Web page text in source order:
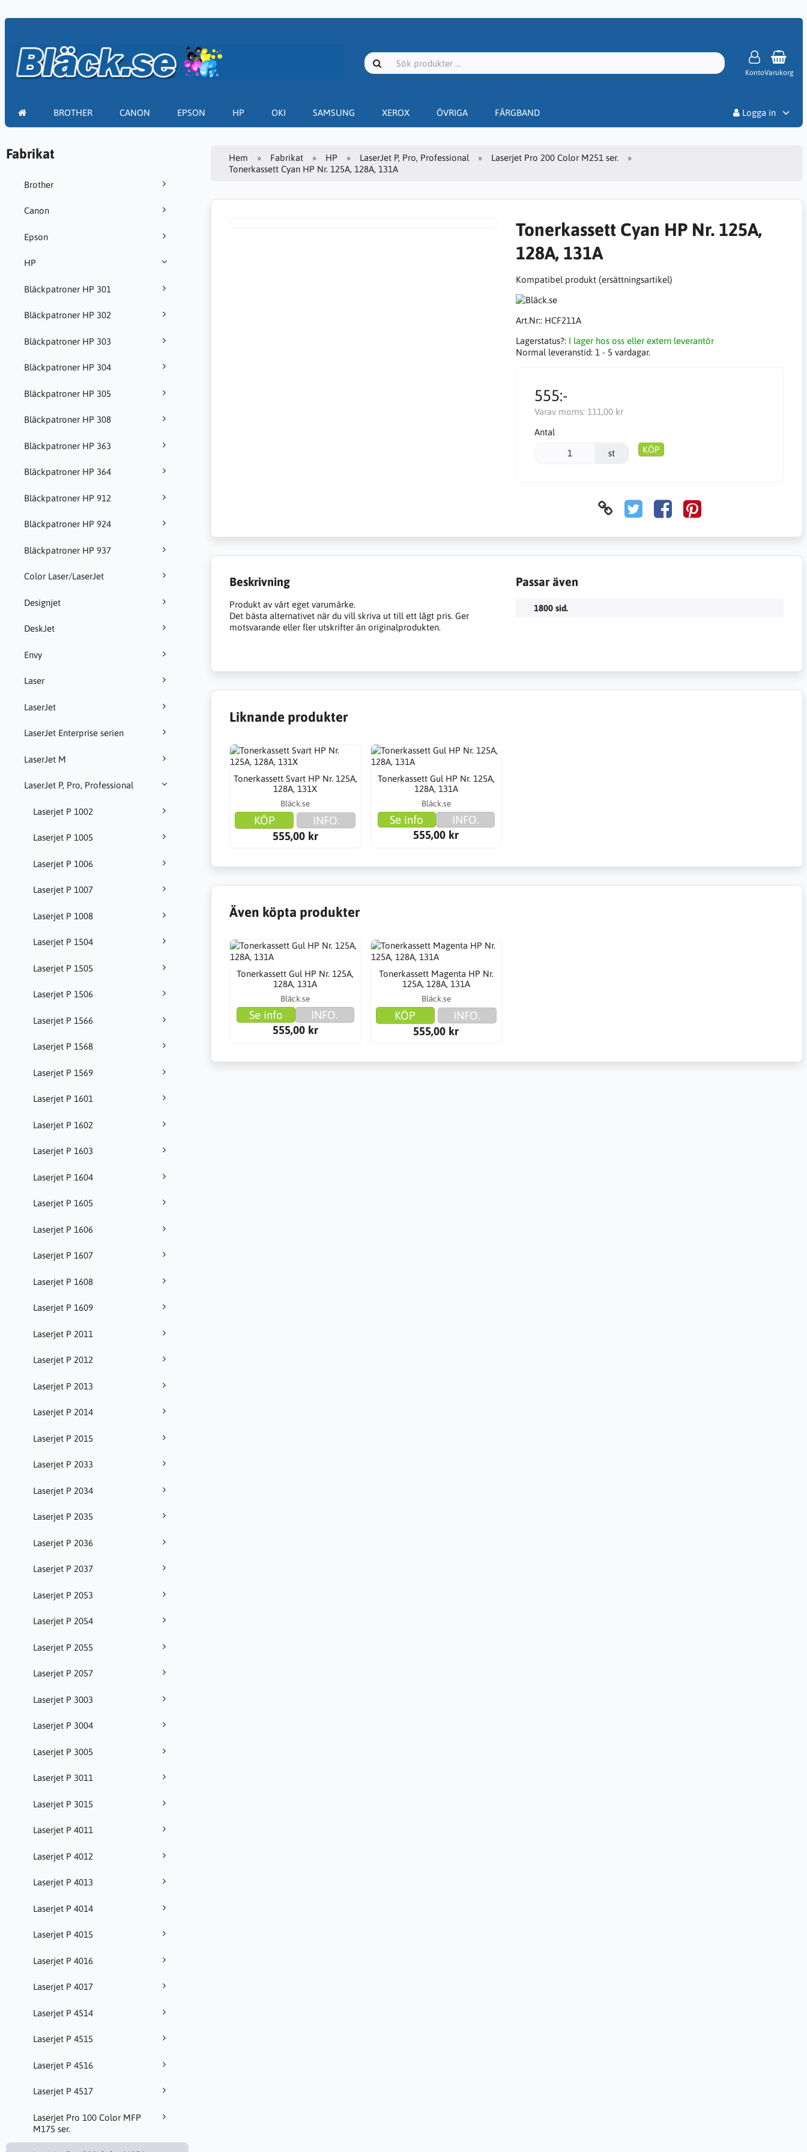
KontoVarukorg
BROTHER CANON EPSON HP OKI SAMSUNG XEROX ÖVRIGA FÄRGBAND
Logga in
Fabrikat
Brother
Canon
Epson
HP
Bläckpatroner HP 301
Bläckpatroner HP 302
Bläckpatroner HP 303
Bläckpatroner HP 304
Bläckpatroner HP 305
Bläckpatroner HP 308
Bläckpatroner HP 363
Bläckpatroner HP 364
Bläckpatroner HP 912
Bläckpatroner HP 924
Bläckpatroner HP 937
Color Laser/LaserJet
Designjet
DeskJet
Envy
Laser
LaserJet
LaserJet Enterprise serien
LaserJet M
LaserJet P, Pro, Professional
Laserjet P 1002
Laserjet P 1005
Laserjet P 1006
Laserjet P 1007
Laserjet P 1008
Laserjet P 1504
Laserjet P 1505
Laserjet P 1506
Laserjet P 1566
Laserjet P 1568
Laserjet P 1569
Laserjet P 1601
Laserjet P 1602
Laserjet P 1603
Laserjet P 1604
Laserjet P 1605
Laserjet P 1606
Laserjet P 1607
Laserjet P 1608
Laserjet P 1609
Laserjet P 2011
Laserjet P 2012
Laserjet P 2013
Laserjet P 2014
Laserjet P 2015
Laserjet P 2033
Laserjet P 2034
Laserjet P 2035
Laserjet P 2036
Laserjet P 2037
Laserjet P 2053
Laserjet P 2054
Laserjet P 2055
Laserjet P 2057
Laserjet P 3003
Laserjet P 3004
Laserjet P 3005
Laserjet P 3011
Laserjet P 3015
Laserjet P 4011
Laserjet P 4012
Laserjet P 4013
Laserjet P 4014
Laserjet P 4015
Laserjet P 4016
Laserjet P 4017
Laserjet P 4514
Laserjet P 4515
Laserjet P 4516
Laserjet P 4517
Laserjet Pro 100 Color MFP
M175 ser.
Hem Fabrikat HP LaserJet P, Pro, Professional
Laserjet Pro 200 Color M251 ser.
Tonerkassett Cyan HP Nr. 125A, 128A, 131A
Tonerkassett Cyan HP Nr. 125A,
128A, 131A
Kompatibel produkt (ersättningsartikel)
Art.Nr:: HCF211A
Lagerstatus?: I lager hos oss eller extern leverantör
Normal leveranstid: 1 - 5 vardagar.
555:-
Varav moms: 111,00 kr
Antal
st KÖP
Beskrivning
Produkt av vårt eget varumärke.
Det bästa alternativet när du vill skriva ut till ett lågt pris. Ger
motsvarande eller fler utskrifter än originalprodukten.
Passar även
1800 sid.
Liknande produkter
Tonerkassett Svart HP Nr. 125A,
128A, 131X
Bläck.se
KÖP
INFO.
555,00 kr
Tonerkassett Gul HP Nr. 125A,
128A, 131A
Bläck.se
Se info
INFO.
555,00 kr
Även köpta produkter
Tonerkassett Gul HP Nr. 125A,
128A, 131A
Bläck.se
Se info
INFO.
555,00 kr
Tonerkassett Magenta HP Nr.
125A, 128A, 131A
Bläck.se
KÖP
INFO.
555,00 kr